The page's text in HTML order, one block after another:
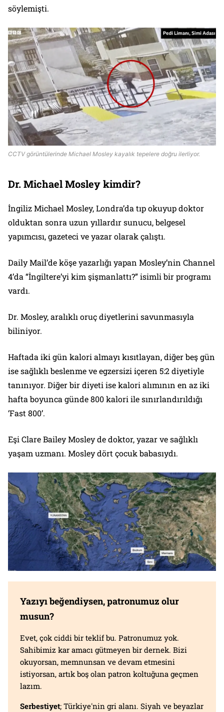
söylemişti.
CCTV görüntülerinde Michael Mosley kayalık tepelere doğru ilerliyor.
Dr. Michael Mosley kimdir?
İngiliz Michael Mosley, Londra’da tıp okuyup doktor
olduktan sonra uzun yıllardır sunucu, belgesel
yapımcısı, gazeteci ve yazar olarak çalıştı.
Daily Mail’de köşe yazarlığı yapan Mosley’nin Channel
4’da “İngiltere’yi kim şişmanlattı?” isimli bir programı
vardı.
Dr. Mosley, aralıklı oruç diyetlerini savunmasıyla
biliniyor.
Haftada iki gün kalori almayı kısıtlayan, diğer beş gün
ise sağlıklı beslenme ve egzersizi içeren 5:2 diyetiyle
tanınıyor. Diğer bir diyeti ise kalori alımının en az iki
hafta boyunca günde 800 kalori ile sınırlandırıldığı
‘Fast 800’.
Eşi Clare Bailey Mosley de doktor, yazar ve sağlıklı
yaşam uzmanı. Mosley dört çocuk babasıydı.
Yazıyı beğendiysen, patronumuz olur
musun?
Evet, çok ciddi bir teklif bu. Patronumuz yok.
Sahibimiz kar amacı gütmeyen bir dernek. Bizi
okuyorsan, memnunsan ve devam etmesini
istiyorsan, artık boş olan patron koltuğuna geçmen
lazım.
Serbestiyet; Türkiye'nin gri alanı. Siyah ve beyazlar